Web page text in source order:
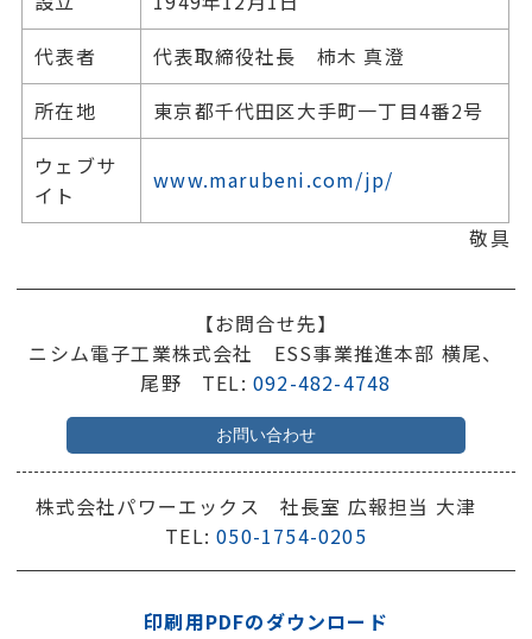
代表者
代表取締役社長 柿木 真澄
所在地
東京都千代田区大手町一丁目4番2号
ウェブサ
イト
www.marubeni.com/jp/
敬具
【お問合せ先】
ニシム電子工業株式会社 ESS事業推進本部 横尾、
尾野 TEL: 092-482-4748
お問い合わせ
株式会社パワーエックス 社長室 広報担当 大津
TEL:050-1754-0205
印刷用PDFのダウンロード